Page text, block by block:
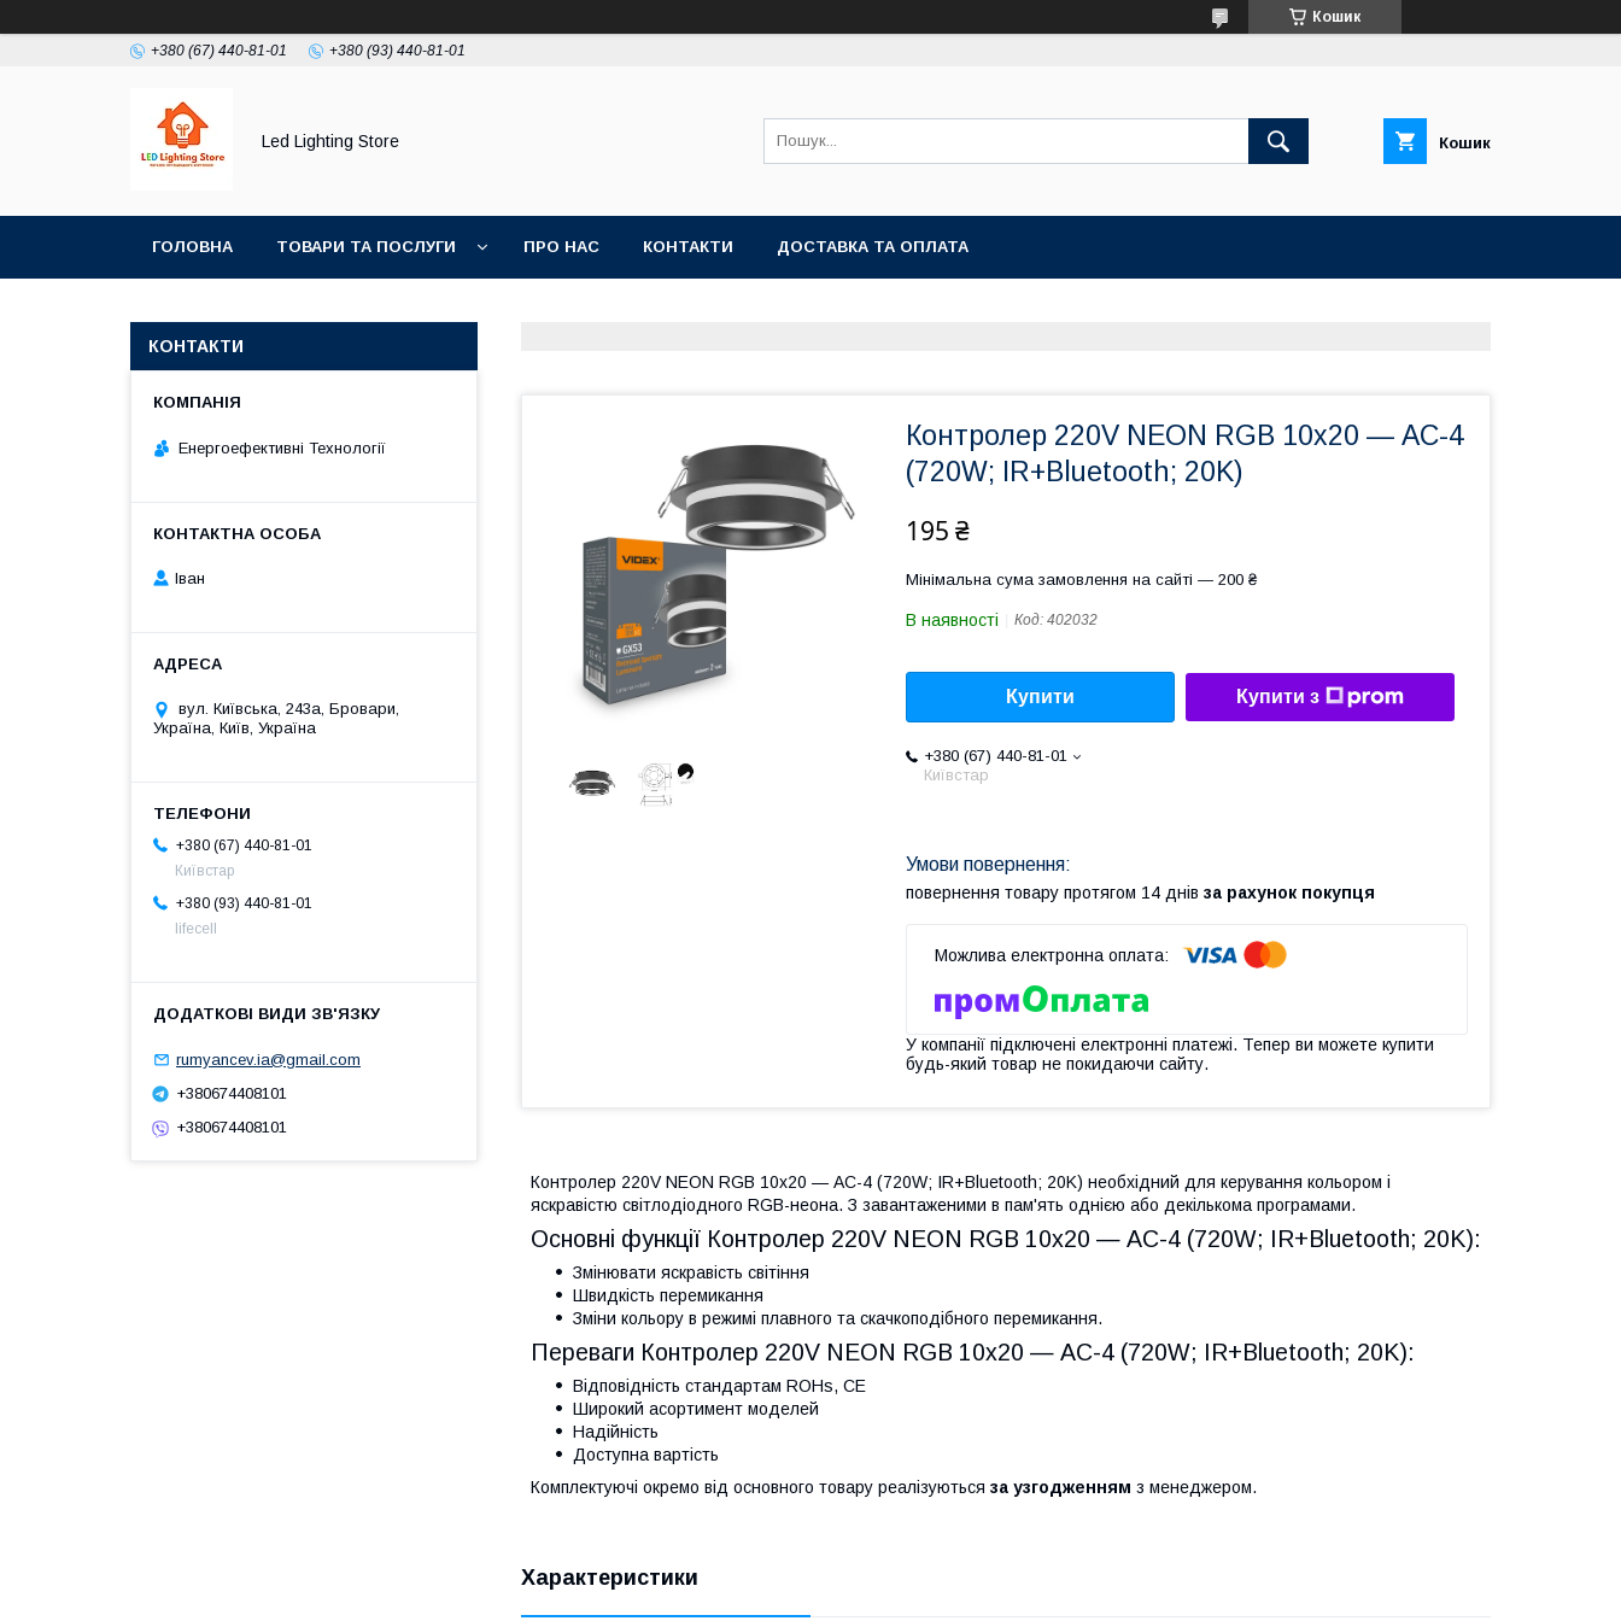
Кошик
+380 (67) 440-81-01 +380 (93) 440-81-01
Led Lighting Store Кошик
ГОЛОВНА ТОВАРИ ТА ПОСЛУГИ ПРО НАС КОНТАКТИ ДОСТАВКА ТА ОПЛАТА
Контролер 220V NEON RGB 10х20 — AC-4
(720W; IR+Bluetooth; 20K)
195 ₴
Мінімальна сума замовлення на сайті — 200 ₴
В наявності Код: 402032
Купити Купити з
+380 (67) 440-81-01
Київстар
повернення товару протягом 14 днів за рахунок покупця
У компанії підключені електронні платежі. Тепер ви можете купити
будь-який товар не покидаючи сайту.
Контролер 220V NEON RGB 10х20 — AC-4 (720W; IR+Bluetooth; 20K) необхідний для керування кольором і
яскравістю світлодіодного RGB-неона. З завантаженими в пам'ять однією або декількома програмами.
Основні функції Контролер 220V NEON RGB 10х20 — AC-4 (720W; IR+Bluetooth; 20K):
Змінювати яскравість світіння
Швидкість перемикання
Зміни кольору в режимі плавного та скачкоподібного перемикання.
Переваги Контролер 220V NEON RGB 10х20 — AC-4 (720W; IR+Bluetooth; 20K):
Відповідність стандартам ROHs, CE
Широкий асортимент моделей
Надійність
Доступна вартість
Комплектуючі окремо від основного товару реалізуються за узгодженням з менеджером.
Характеристики
КОНТАКТИ
Енергоефективні Технології
Іван
вул. Київська, 243а, Бровари,
Україна, Київ, Україна
+380 (67) 440-81-01
Київстар
+380 (93) 440-81-01
lifecell
rumyancev.ia@gmail.com
+380674408101
+380674408101